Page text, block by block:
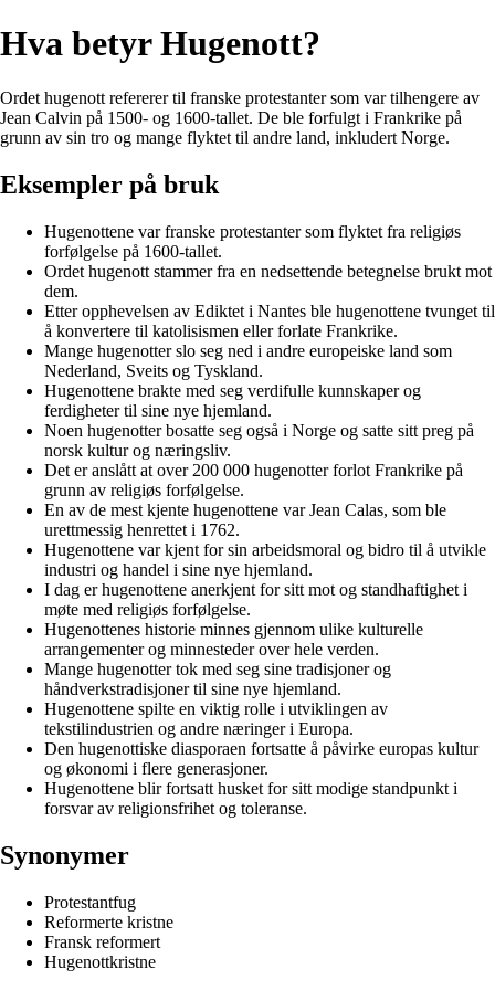
Hva betyr Hugenott?
Ordet hugenott refererer til franske protestanter som var tilhengere av
Jean Calvin på 1500- og 1600-tallet. De ble forfulgt i Frankrike på
grunn av sin tro og mange flyktet til andre land, inkludert Norge.
Eksempler på bruk
Hugenottene var franske protestanter som flyktet fra religiøs
forfølgelse på 1600-tallet.
Ordet hugenott stammer fra en nedsettende betegnelse brukt mot
dem.
Etter opphevelsen av Ediktet i Nantes ble hugenottene tvunget til
å konvertere til katolisismen eller forlate Frankrike.
Mange hugenotter slo seg ned i andre europeiske land som
Nederland, Sveits og Tyskland.
Hugenottene brakte med seg verdifulle kunnskaper og
ferdigheter til sine nye hjemland.
Noen hugenotter bosatte seg også i Norge og satte sitt preg på
norsk kultur og næringsliv.
Det er anslått at over 200 000 hugenotter forlot Frankrike på
grunn av religiøs forfølgelse.
En av de mest kjente hugenottene var Jean Calas, som ble
urettmessig henrettet i 1762.
Hugenottene var kjent for sin arbeidsmoral og bidro til å utvikle
industri og handel i sine nye hjemland.
I dag er hugenottene anerkjent for sitt mot og standhaftighet i
møte med religiøs forfølgelse.
Hugenottenes historie minnes gjennom ulike kulturelle
arrangementer og minnesteder over hele verden.
Mange hugenotter tok med seg sine tradisjoner og
håndverkstradisjoner til sine nye hjemland.
Hugenottene spilte en viktig rolle i utviklingen av
tekstilindustrien og andre næringer i Europa.
Den hugenottiske diasporaen fortsatte å påvirke europas kultur
og økonomi i flere generasjoner.
Hugenottene blir fortsatt husket for sitt modige standpunkt i
forsvar av religionsfrihet og toleranse.
Synonymer
Protestantfug
Reformerte kristne
Fransk reformert
Hugenottkristne